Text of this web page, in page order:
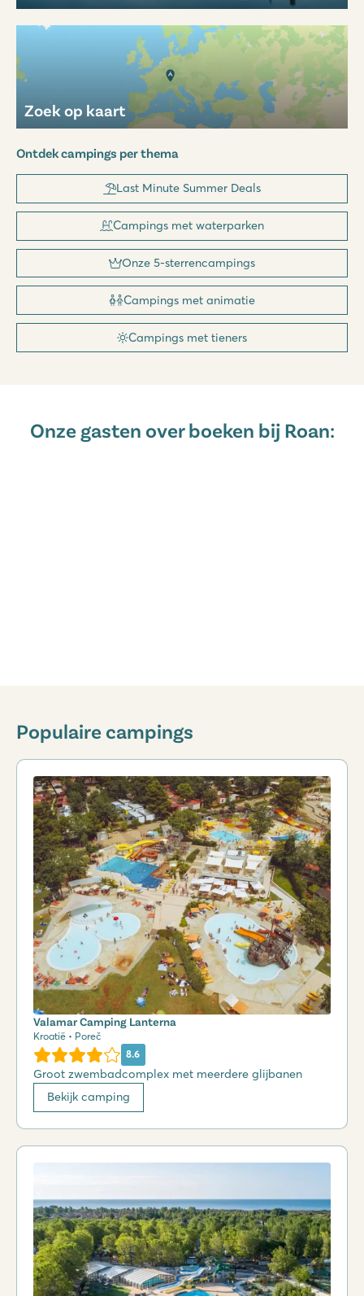
Zoek op kaart
Ontdek campings per thema
Last Minute Summer Deals
Campings met waterparken
Onze 5-sterrencampings
Campings met animatie
Campings met tieners
Onze gasten over boeken bij Roan:
Populaire campings
Valamar Camping Lanterna
Kroatië • Poreč
8.6
Groot zwembadcomplex met meerdere glijbanen
Bekijk camping